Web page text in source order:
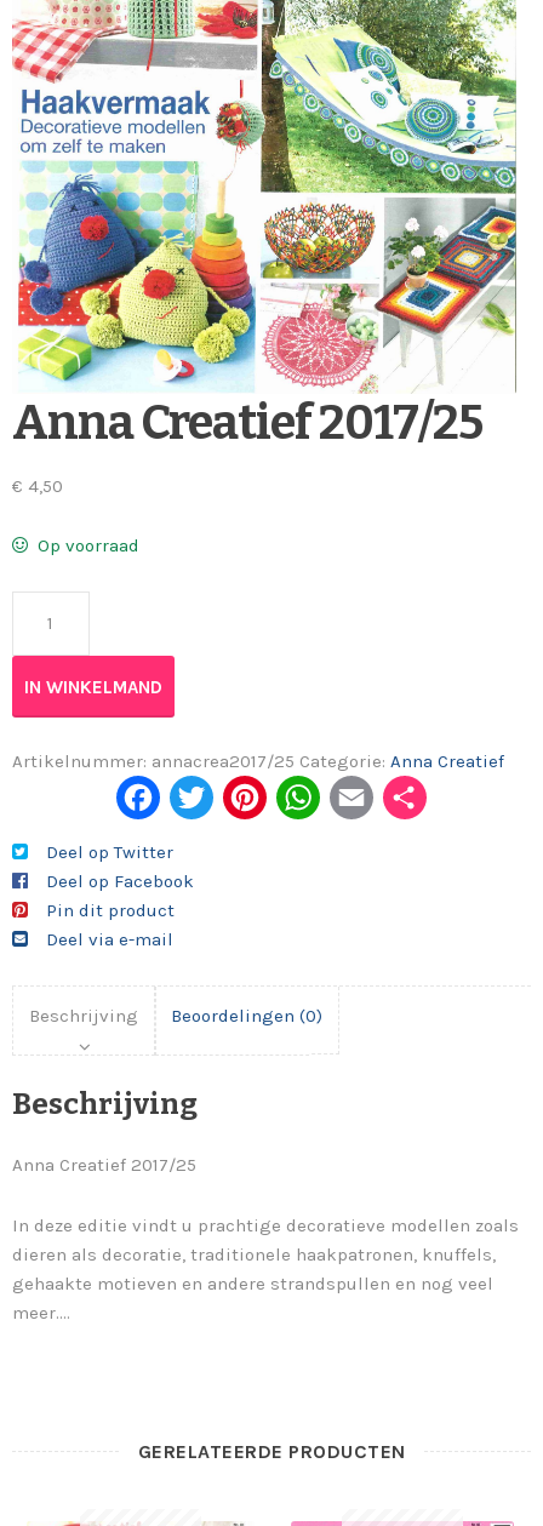
Anna Creatief 2017/25
€ 4,50
Op voorraad
IN WINKELMAND
Artikelnummer: annacrea2017/25 Categorie: Anna Creatief
Fac
ebo
ok
Twi
Pint
Wh
Em
Deel op Twitter
Deel op Facebook
Pin dit product
Deel via e-mail
Beschrijving Beoordelingen (0)
Beschrijving
Anna Creatief 2017/25
In deze editie vindt u prachtige decoratieve modellen zoals
dieren als decoratie, traditionele haakpatronen, knuffels,
gehaakte motieven en andere strandspullen en nog veel
meer….
GERELATEERDE PRODUCTEN